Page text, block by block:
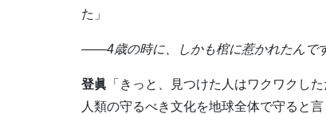
た」
――4歳の時に、しかも棺に惹かれたんで
登眞 「きっと、見つけた人はワクワクし
人類の守るべき文化を地球全体で守ると